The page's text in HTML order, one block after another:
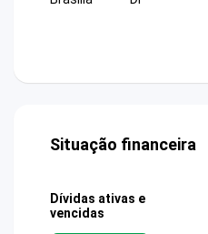
Situação financeira
Dívidas ativas e
vencidas